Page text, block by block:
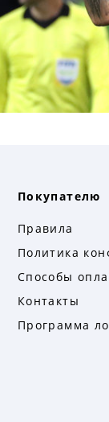
Покупателю
Правила
Политика
Способы
Контакты
Программа